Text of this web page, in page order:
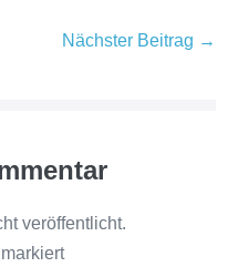
Nächster Beitrag →
veröffentlicht.
markiert